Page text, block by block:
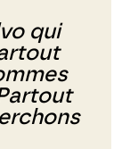
qui